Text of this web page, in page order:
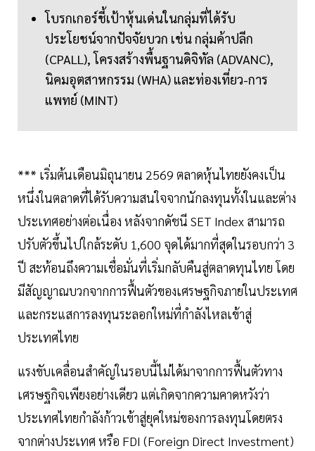
โบรกเกอร์ชี้เป้าหุ้นเด่นในกลุ่มที่ได้รับ
ประโยชน์จากปัจจัยบวก เช่น กลุ่มค้าปลีก
(CPALL), โครงสร้างพื้นฐานดิจิทัล (ADVANC),
นิคมอุตสาหกรรม (WHA) และท่องเที่ยว-การ
แพทย์ (MINT)
*** เริ่มต้นเดือนมิถุนายน 2569 ตลาดหุ้นไทยยังคงเป็น
หนึ่งในตลาดที่ได้รับความสนใจจากนักลงทุนทั้งในและต่าง
ประเทศอย่างต่อเนื่อง หลังจากดัชนี SET Index สามารถ
ปรับตัวขึ้นไปใกล้ระดับ 1,600 จุดได้มากที่สุดในรอบกว่า 3
ปี สะท้อนถึงความเชื่อมั่นที่เริ่มกลับคืนสู่ตลาดทุนไทย โดย
มีสัญญาณบวกจากการฟื้นตัวของเศรษฐกิจภายในประเทศ
และกระแสการลงทุนระลอกใหม่ที่กำลังไหลเข้าสู่
ประเทศไทย
แรงขับเคลื่อนสำคัญในรอบนี้ไม่ได้มาจากการฟื้นตัวทาง
เศรษฐกิจเพียงอย่างเดียว แต่เกิดจากความคาดหวังว่า
ประเทศไทยกำลังก้าวเข้าสู่ยุคใหม่ของการลงทุนโดยตรง
จากต่างประเทศ หรือ FDI (Foreign Direct Investment)